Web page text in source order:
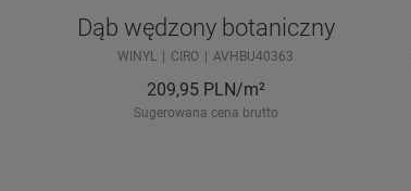
Dąb wędzony botaniczny
WINYL CIRO AVHBU40363
209,95 PLN/m²
Sugerowana cena brutto